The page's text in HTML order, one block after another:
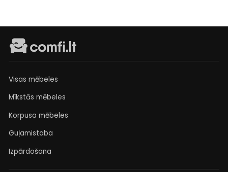
Visas mēbeles
Mīkstās mēbeles
Korpusa mēbeles
Guļamistaba
Izpārdošana